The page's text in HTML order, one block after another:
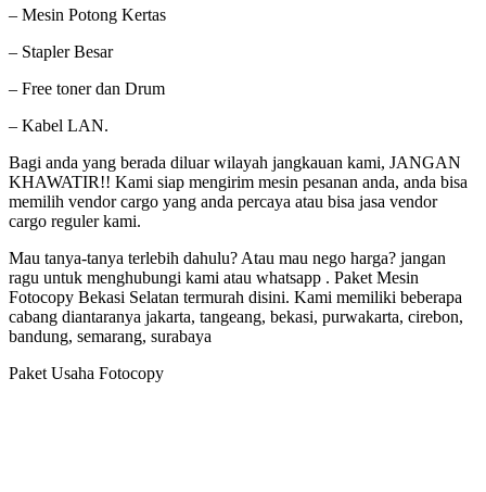
– Mesin Potong Kertas
– Stapler Besar
– Free toner dan Drum
– Kabel LAN.
Bagi anda yang berada diluar wilayah jangkauan kami, JANGAN
KHAWATIR!! Kami siap mengirim mesin pesanan anda, anda bisa
memilih vendor cargo yang anda percaya atau bisa jasa vendor
cargo reguler kami.
Mau tanya-tanya terlebih dahulu? Atau mau nego harga? jangan
ragu untuk menghubungi kami atau whatsapp . Paket Mesin
Fotocopy Bekasi Selatan termurah disini. Kami memiliki beberapa
cabang diantaranya jakarta, tangeang, bekasi, purwakarta, cirebon,
bandung, semarang, surabaya
Paket Usaha Fotocopy